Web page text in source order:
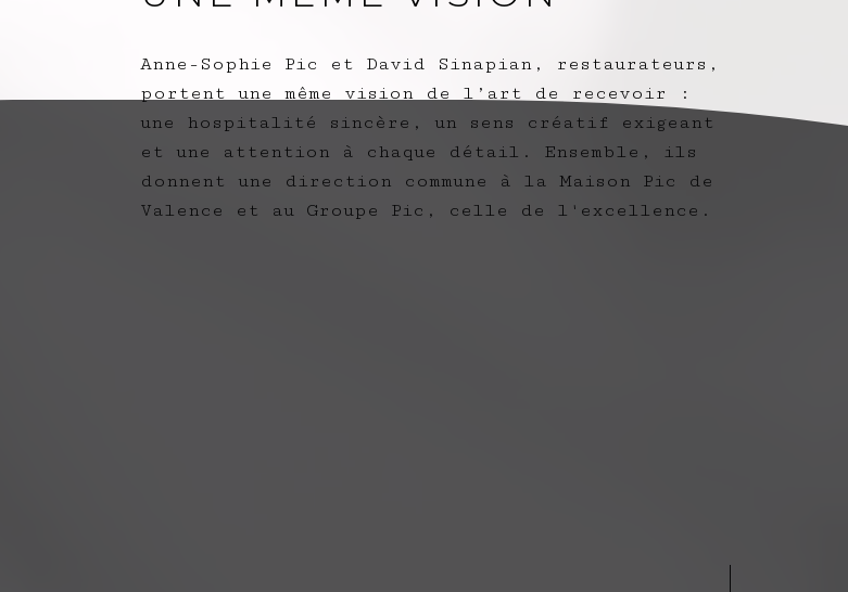
Anne-Sophie Pic et David Sinapian, restaurateurs,
portent une même vision de l’art de recevoir :
une hospitalité sincère, un sens créatif exigeant
et une attention à chaque détail. Ensemble, ils
donnent une direction commune à la Maison Pic de
Valence et au Groupe Pic, celle de l'excellence.